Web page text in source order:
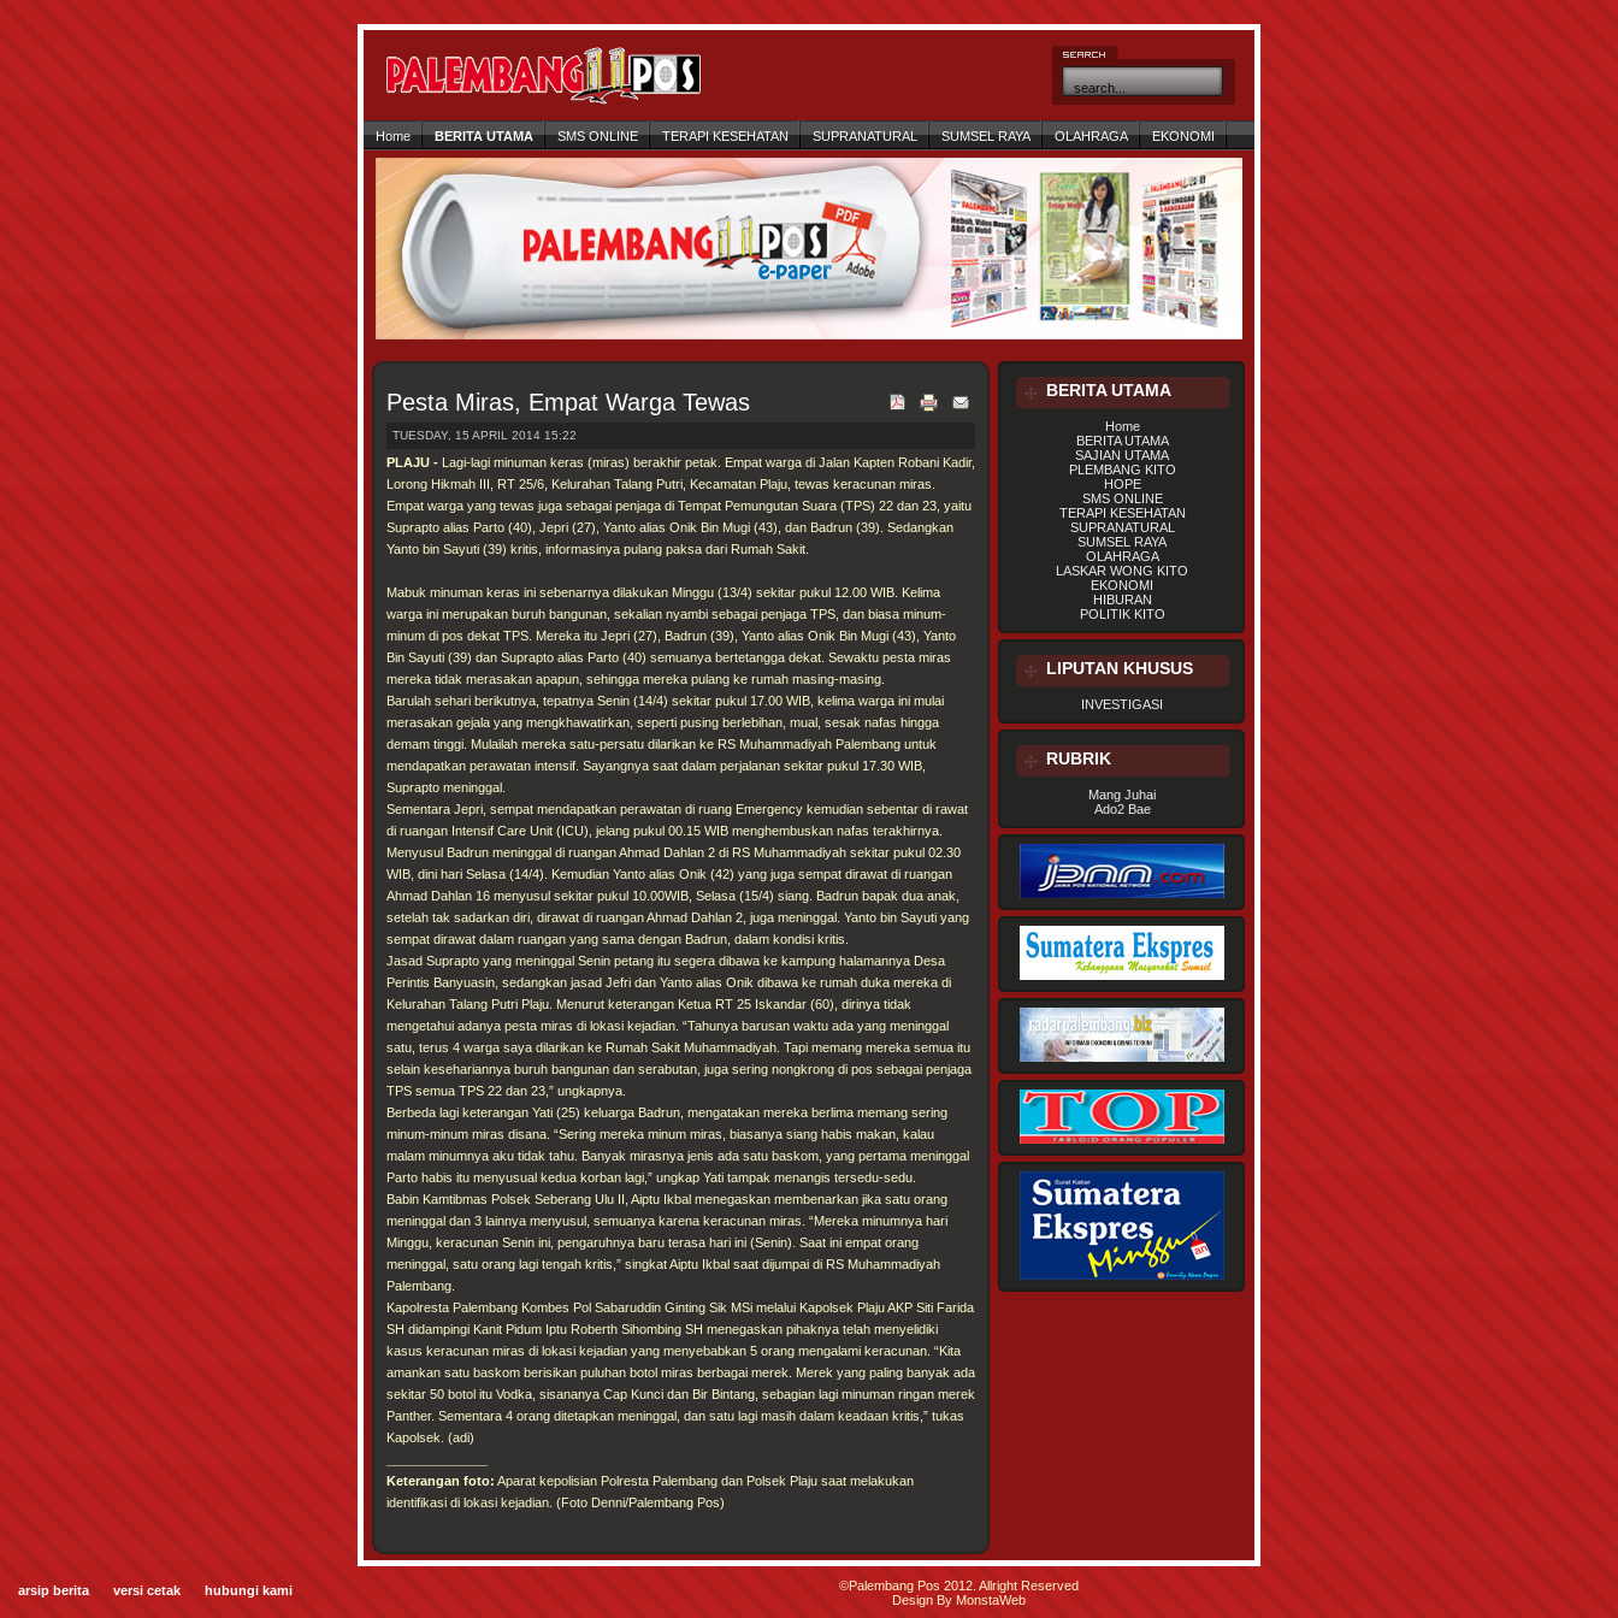
Home BERITA UTAMA SMS ONLINE TERAPI KESEHATAN SUPRANATURAL SUMSEL RAYA OLAHRAGA EKONOMI
BERITA UTAMA
Home
BERITA UTAMA
SAJIAN UTAMA
PLEMBANG KITO
HOPE
SMS ONLINE
TERAPI KESEHATAN
SUPRANATURAL
SUMSEL RAYA
OLAHRAGA
LASKAR WONG KITO
EKONOMI
HIBURAN
POLITIK KITO
LIPUTAN KHUSUS
INVESTIGASI
RUBRIK
Mang Juhai
Ado2 Bae
Pesta Miras, Empat Warga Tewas
TUESDAY, 15 APRIL 2014 15:22
PLAJU - Lagi-lagi minuman keras (miras) berakhir petak. Empat warga di Jalan Kapten Robani Kadir,
Lorong Hikmah III, RT 25/6, Kelurahan Talang Putri, Kecamatan Plaju, tewas keracunan miras.
Empat warga yang tewas juga sebagai penjaga di Tempat Pemungutan Suara (TPS) 22 dan 23, yaitu
Suprapto alias Parto (40), Jepri (27), Yanto alias Onik Bin Mugi (43), dan Badrun (39). Sedangkan
Yanto bin Sayuti (39) kritis, informasinya pulang paksa dari Rumah Sakit.
Mabuk minuman keras ini sebenarnya dilakukan Minggu (13/4) sekitar pukul 12.00 WIB. Kelima
warga ini merupakan buruh bangunan, sekalian nyambi sebagai penjaga TPS, dan biasa minum-
minum di pos dekat TPS. Mereka itu Jepri (27), Badrun (39), Yanto alias Onik Bin Mugi (43), Yanto
Bin Sayuti (39) dan Suprapto alias Parto (40) semuanya bertetangga dekat. Sewaktu pesta miras
mereka tidak merasakan apapun, sehingga mereka pulang ke rumah masing-masing.
Barulah sehari berikutnya, tepatnya Senin (14/4) sekitar pukul 17.00 WIB, kelima warga ini mulai
merasakan gejala yang mengkhawatirkan, seperti pusing berlebihan, mual, sesak nafas hingga
demam tinggi. Mulailah mereka satu-persatu dilarikan ke RS Muhammadiyah Palembang untuk
mendapatkan perawatan intensif. Sayangnya saat dalam perjalanan sekitar pukul 17.30 WIB,
Suprapto meninggal.
Sementara Jepri, sempat mendapatkan perawatan di ruang Emergency kemudian sebentar di rawat
di ruangan Intensif Care Unit (ICU), jelang pukul 00.15 WIB menghembuskan nafas terakhirnya.
Menyusul Badrun meninggal di ruangan Ahmad Dahlan 2 di RS Muhammadiyah sekitar pukul 02.30
WIB, dini hari Selasa (14/4). Kemudian Yanto alias Onik (42) yang juga sempat dirawat di ruangan
Ahmad Dahlan 16 menyusul sekitar pukul 10.00WIB, Selasa (15/4) siang. Badrun bapak dua anak,
setelah tak sadarkan diri, dirawat di ruangan Ahmad Dahlan 2, juga meninggal. Yanto bin Sayuti yang
sempat dirawat dalam ruangan yang sama dengan Badrun, dalam kondisi kritis.
Jasad Suprapto yang meninggal Senin petang itu segera dibawa ke kampung halamannya Desa
Perintis Banyuasin, sedangkan jasad Jefri dan Yanto alias Onik dibawa ke rumah duka mereka di
Kelurahan Talang Putri Plaju. Menurut keterangan Ketua RT 25 Iskandar (60), dirinya tidak
mengetahui adanya pesta miras di lokasi kejadian. “Tahunya barusan waktu ada yang meninggal
satu, terus 4 warga saya dilarikan ke Rumah Sakit Muhammadiyah. Tapi memang mereka semua itu
selain kesehariannya buruh bangunan dan serabutan, juga sering nongkrong di pos sebagai penjaga
TPS semua TPS 22 dan 23,” ungkapnya.
Berbeda lagi keterangan Yati (25) keluarga Badrun, mengatakan mereka berlima memang sering
minum-minum miras disana. “Sering mereka minum miras, biasanya siang habis makan, kalau
malam minumnya aku tidak tahu. Banyak mirasnya jenis ada satu baskom, yang pertama meninggal
Parto habis itu menyusual kedua korban lagi,” ungkap Yati tampak menangis tersedu-sedu.
Babin Kamtibmas Polsek Seberang Ulu II, Aiptu Ikbal menegaskan membenarkan jika satu orang
meninggal dan 3 lainnya menyusul, semuanya karena keracunan miras. “Mereka minumnya hari
Minggu, keracunan Senin ini, pengaruhnya baru terasa hari ini (Senin). Saat ini empat orang
meninggal, satu orang lagi tengah kritis,” singkat Aiptu Ikbal saat dijumpai di RS Muhammadiyah
Palembang.
Kapolresta Palembang Kombes Pol Sabaruddin Ginting Sik MSi melalui Kapolsek Plaju AKP Siti Farida
SH didampingi Kanit Pidum Iptu Roberth Sihombing SH menegaskan pihaknya telah menyelidiki
kasus keracunan miras di lokasi kejadian yang menyebabkan 5 orang mengalami keracunan. “Kita
amankan satu baskom berisikan puluhan botol miras berbagai merek. Merek yang paling banyak ada
sekitar 50 botol itu Vodka, sisananya Cap Kunci dan Bir Bintang, sebagian lagi minuman ringan merek
Panther. Sementara 4 orang ditetapkan meninggal, dan satu lagi masih dalam keadaan kritis,” tukas
Kapolsek. (adi)
Keterangan foto: Aparat kepolisian Polresta Palembang dan Polsek Plaju saat melakukan
identifikasi di lokasi kejadian. (Foto Denni/Palembang Pos)
arsip berita versi cetak hubungi kami
©Palembang Pos 2012. Allright Reserved
Design By MonstaWeb